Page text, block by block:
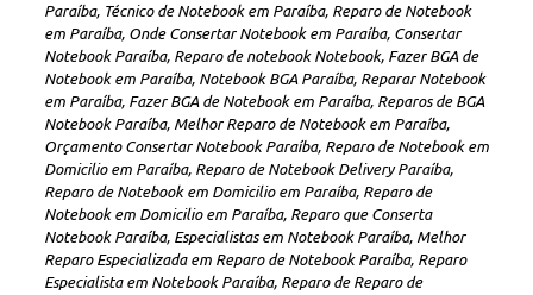
Paraíba, Técnico de Notebook em Paraíba, Reparo de Notebook
em Paraíba, Onde Consertar Notebook em Paraíba, Consertar
Notebook Paraíba, Reparo de notebook Notebook, Fazer BGA de
Notebook em Paraíba, Notebook BGA Paraíba, Reparar Notebook
em Paraíba, Fazer BGA de Notebook em Paraíba, Reparos de BGA
Notebook Paraíba, Melhor Reparo de Notebook em Paraíba,
Orçamento Consertar Notebook Paraíba, Reparo de Notebook em
Domicilio em Paraíba, Reparo de Notebook Delivery Paraíba,
Reparo de Notebook em Domicilio em Paraíba, Reparo de
Notebook em Domicilio em Paraíba, Reparo que Conserta
Notebook Paraíba, Especialistas em Notebook Paraíba, Melhor
Reparo Especializada em Reparo de Notebook Paraíba, Reparo
Especialista em Notebook Paraíba, Reparo de Reparo de